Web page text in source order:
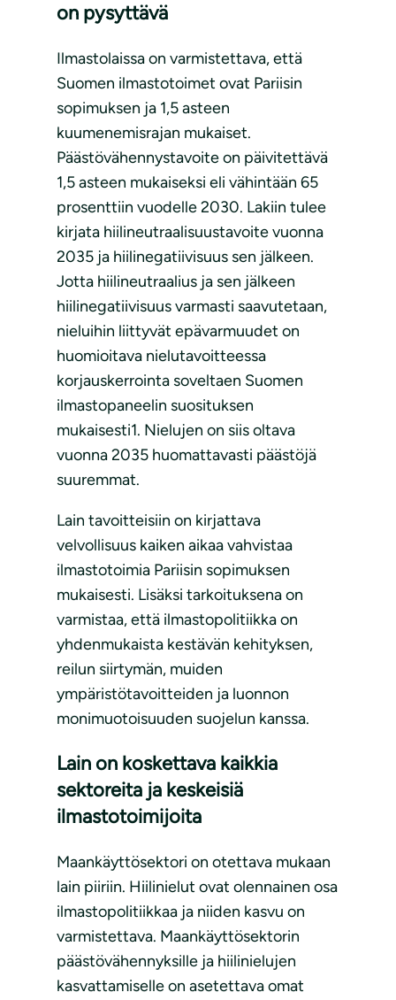
on pysyttävä
Ilmastolaissa on varmistettava, että
Suomen ilmastotoimet ovat Pariisin
sopimuksen ja 1,5 asteen
kuumenemisrajan mukaiset.
Päästövähennystavoite on päivitettävä
1,5 asteen mukaiseksi eli vähintään 65
prosenttiin vuodelle 2030. Lakiin tulee
kirjata hiilineutraalisuustavoite vuonna
2035 ja hiilinegatiivisuus sen jälkeen.
Jotta hiilineutraalius ja sen jälkeen
hiilinegatiivisuus varmasti saavutetaan,
nieluihin liittyvät epävarmuudet on
huomioitava nielutavoitteessa
korjauskerrointa soveltaen Suomen
ilmastopaneelin suosituksen
mukaisesti1. Nielujen on siis oltava
vuonna 2035 huomattavasti päästöjä
suuremmat.
Lain tavoitteisiin on kirjattava
velvollisuus kaiken aikaa vahvistaa
ilmastotoimia Pariisin sopimuksen
mukaisesti. Lisäksi tarkoituksena on
varmistaa, että ilmastopolitiikka on
yhdenmukaista kestävän kehityksen,
reilun siirtymän, muiden
ympäristötavoitteiden ja luonnon
monimuotoisuuden suojelun kanssa.
Lain on koskettava kaikkia
sektoreita ja keskeisiä
ilmastotoimijoita
Maankäyttösektori on otettava mukaan
lain piiriin. Hiilinielut ovat olennainen osa
ilmastopolitiikkaa ja niiden kasvu on
varmistettava. Maankäyttösektorin
päästövähennyksille ja hiilinielujen
kasvattamiselle on asetettava omat